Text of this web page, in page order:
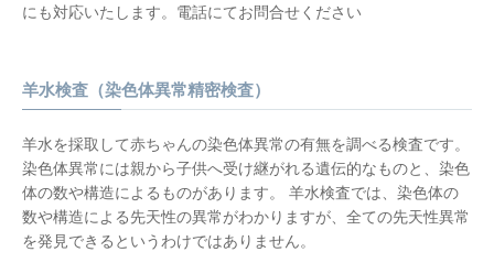
にも対応いたします。電話にてお問合せください
羊水検査（染色体異常精密検査）
羊水を採取して赤ちゃんの染色体異常の有無を調べる検査です。
染色体異常には親から子供へ受け継がれる遺伝的なものと、染色
体の数や構造によるものがあります。 羊水検査では、染色体の
数や構造による先天性の異常がわかりますが、全ての先天性異常
を発見できるというわけではありません。